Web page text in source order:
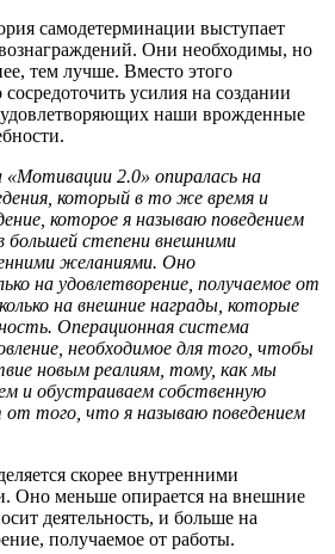
самодетерминации выступает
Они необходимы, но
тем лучше. Вместо этого
усилия на создании
наши врожденные
2.0» опиралась на
который в то же время и
которое я называю поведением
большей степени внешними
желаниями. Оно
на удовлетворение, получаемое от
на внешние награды, которые
Операционная система
необходимое для того, чтобы
новым реалиям, тому, как мы
и обустраиваем собственную
от того, что я называю поведением
скорее внутренними
Оно меньше опирается на внешние
деятельность, и больше на
получаемое от работы.